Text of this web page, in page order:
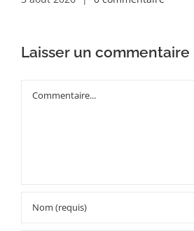
Laisser un commentaire
Commentaire